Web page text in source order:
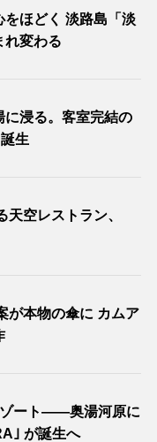
をほどく 淡路島「淡
れ変わる
浸る。客室完結の
生
天空レストラン、
が本物の傘に カムア
ゾート――奥湯河原に
｣ が誕生へ